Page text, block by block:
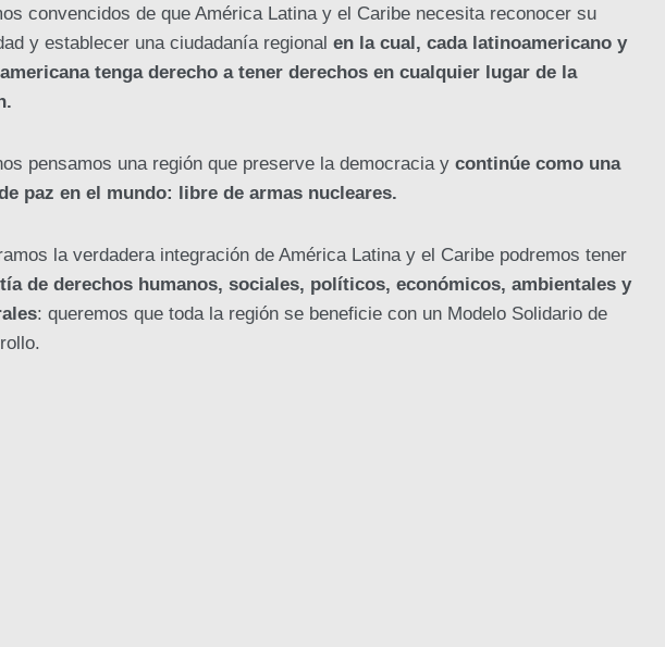
convencidos de que América Latina y el Caribe necesita reconocer su
y establecer una ciudadanía regional en la cual, cada latinoamericano y
tenga derecho a tener derechos en cualquier lugar de la
pensamos una región que preserve la democracia ycontinúe como una
paz en el mundo: libre de armas nucleares.
la verdadera integración de América Latina y el Caribe podremos tener
de derechos humanos, sociales, políticos, económicos, ambientales y
: queremos que toda la región se beneficie con un Modelo Solidario de